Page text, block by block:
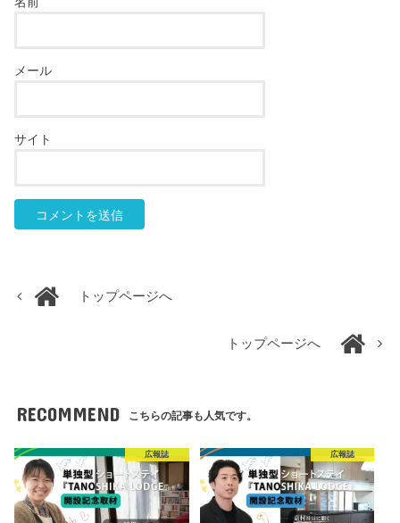
メール
サイト
トップページへ
トップページへ
RECOMMEND こちらの記事も人気です。
広報誌 広報誌